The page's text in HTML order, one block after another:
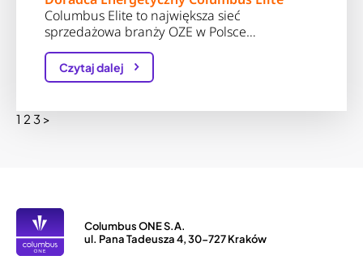
Columbus Elite to największa sieć
sprzedażowa branży OZE w Polsce…
Czytaj dalej
Stronicowanie
1 2 3 >
Columbus ONE S.A.
ul. Pana Tadeusza 4, 30-727 Kraków